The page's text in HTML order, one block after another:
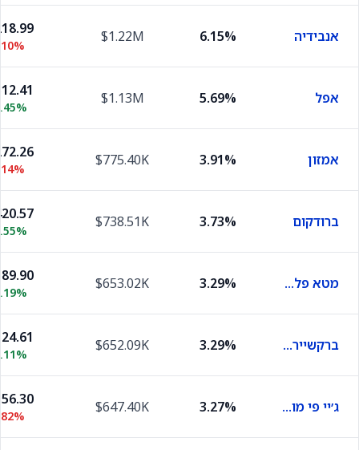
אנבידיה 6.15%
$1.22M
אפל 5.69%
$1.13M
אמזון 3.91%
$775.40K
ברודקום 3.73%
$738.51K
מטא פלטפורמס 3.29%
$653.02K
ברקשייר הת'אווי בי 3.29%
$652.09K
ג׳יי פי מורגן 3.27%
$647.40K